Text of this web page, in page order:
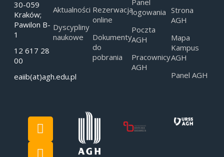
30-059
Kraków;
Pawilon B-
1
12 617 28
00
eaiib(at)agh.edu.pl
Aktualności
Dyscypliny
naukowe
Rezerwacja
online
Dokumenty
do
pobrania
logowania
Poczta
AGH
Pracownicy
AGH
Strona
AGH
Mapa
Kampus
AGH
Panel AGH